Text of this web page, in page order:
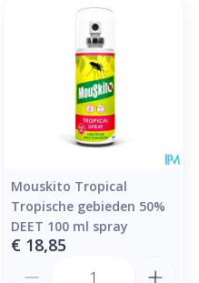
Mouskito Tropical
Tropische gebieden 50%
DEET 100 ml spray
€ 18,85